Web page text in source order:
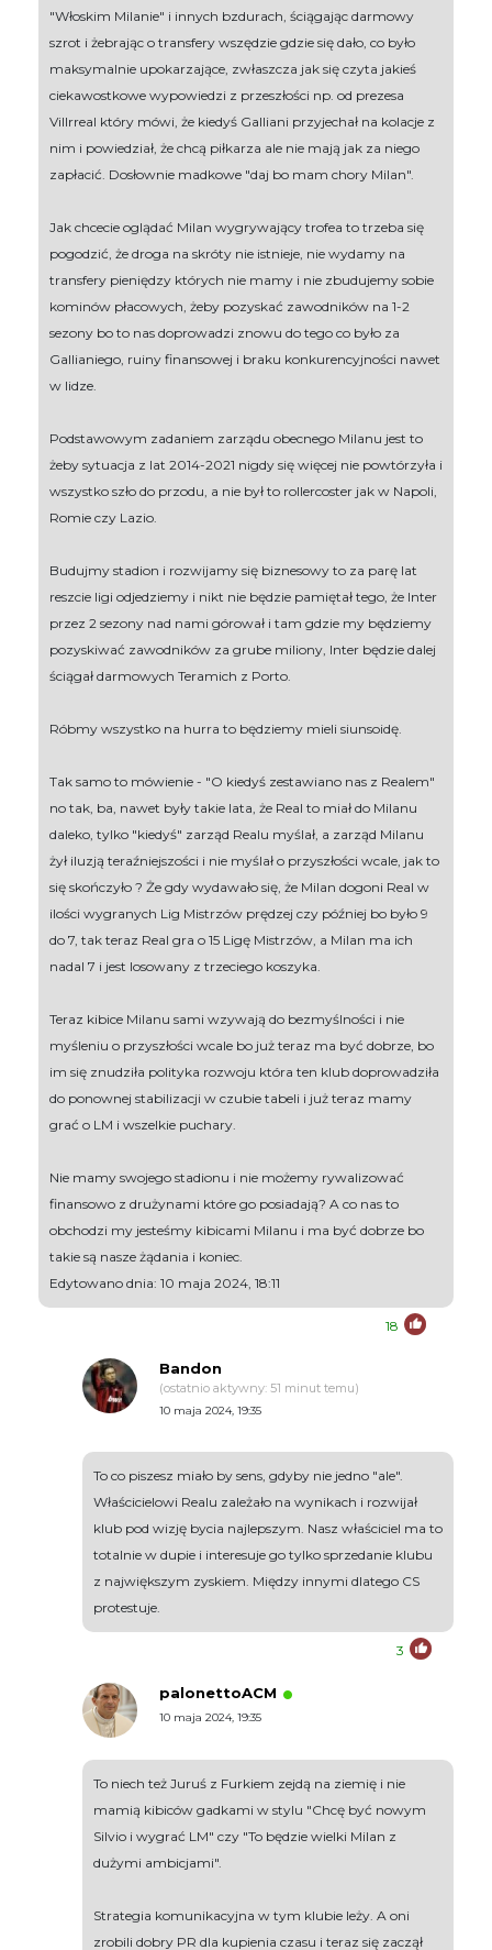
"Włoskim Milanie" i innych bzdurach, ściągając darmowy
szrot i żebrając o transfery wszędzie gdzie się dało, co było
maksymalnie upokarzające, zwłaszcza jak się czyta jakieś
ciekawostkowe wypowiedzi z przeszłości np. od prezesa
Villrreal który mówi, że kiedyś Galliani przyjechał na kolacje z
nim i powiedział, że chcą piłkarza ale nie mają jak za niego
zapłacić. Dosłownie madkowe "daj bo mam chory Milan".
Jak chcecie oglądać Milan wygrywający trofea to trzeba się
pogodzić, że droga na skróty nie istnieje, nie wydamy na
transfery pieniędzy których nie mamy i nie zbudujemy sobie
kominów płacowych, żeby pozyskać zawodników na 1-2
sezony bo to nas doprowadzi znowu do tego co było za
Gallianiego, ruiny finansowej i braku konkurencyjności nawet
w lidze.
Podstawowym zadaniem zarządu obecnego Milanu jest to
żeby sytuacja z lat 2014-2021 nigdy się więcej nie powtórzyła i
wszystko szło do przodu, a nie był to rollercoster jak w Napoli,
Romie czy Lazio.
Budujmy stadion i rozwijamy się biznesowy to za parę lat
reszcie ligi odjedziemy i nikt nie będzie pamiętał tego, że Inter
przez 2 sezony nad nami górował i tam gdzie my będziemy
pozyskiwać zawodników za grube miliony, Inter będzie dalej
ściągał darmowych Teramich z Porto.
Róbmy wszystko na hurra to będziemy mieli siunsoidę.
Tak samo to mówienie - "O kiedyś zestawiano nas z Realem"
no tak, ba, nawet były takie lata, że Real to miał do Milanu
daleko, tylko "kiedyś" zarząd Realu myślał, a zarząd Milanu
żył iluzją teraźniejszości i nie myślał o przyszłości wcale, jak to
się skończyło ? Że gdy wydawało się, że Milan dogoni Real w
ilości wygranych Lig Mistrzów prędzej czy później bo było 9
do 7, tak teraz Real gra o 15 Ligę Mistrzów, a Milan ma ich
nadal 7 i jest losowany z trzeciego koszyka.
Teraz kibice Milanu sami wzywają do bezmyślności i nie
myśleniu o przyszłości wcale bo już teraz ma być dobrze, bo
im się znudziła polityka rozwoju która ten klub doprowadziła
do ponownej stabilizacji w czubie tabeli i już teraz mamy
grać o LM i wszelkie puchary.
Nie mamy swojego stadionu i nie możemy rywalizować
finansowo z drużynami które go posiadają? A co nas to
obchodzi my jesteśmy kibicami Milanu i ma być dobrze bo
takie są nasze żądania i koniec.
Edytowano dnia: 10 maja 2024, 18:11
18
Bandon
(ostatnio aktywny: 51 minut temu)
10 maja 2024, 19:35
To co piszesz miało by sens, gdyby nie jedno "ale".
Właścicielowi Realu zależało na wynikach i rozwijał
klub pod wizję bycia najlepszym. Nasz właściciel ma to
totalnie w dupie i interesuje go tylko sprzedanie klubu
z największym zyskiem. Między innymi dlatego CS
protestuje.
3
palonettoACM
10 maja 2024, 19:35
To niech też Juruś z Furkiem zejdą na ziemię i nie
mamią kibiców gadkami w stylu "Chcę być nowym
Silvio i wygrać LM" czy "To będzie wielki Milan z
dużymi ambicjami".
Strategia komunikacyjna w tym klubie leży. A oni
zrobili dobry PR dla kupienia czasu i teraz się zaczął